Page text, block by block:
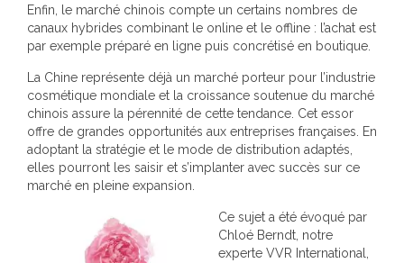
Enfin, le marché chinois compte un certains nombres de
canaux hybrides combinant le online et le offline : l’achat est
par exemple préparé en ligne puis concrétisé en boutique.
La Chine représente déjà un marché porteur pour l’industrie
cosmétique mondiale et la croissance soutenue du marché
chinois assure la pérennité de cette tendance. Cet essor
offre de grandes opportunités aux entreprises françaises. En
adoptant la stratégie et le mode de distribution adaptés,
elles pourront les saisir et s’implanter avec succès sur ce
marché en pleine expansion.
Ce sujet a été évoqué par
Chloé Berndt, notre
experte VVR International,